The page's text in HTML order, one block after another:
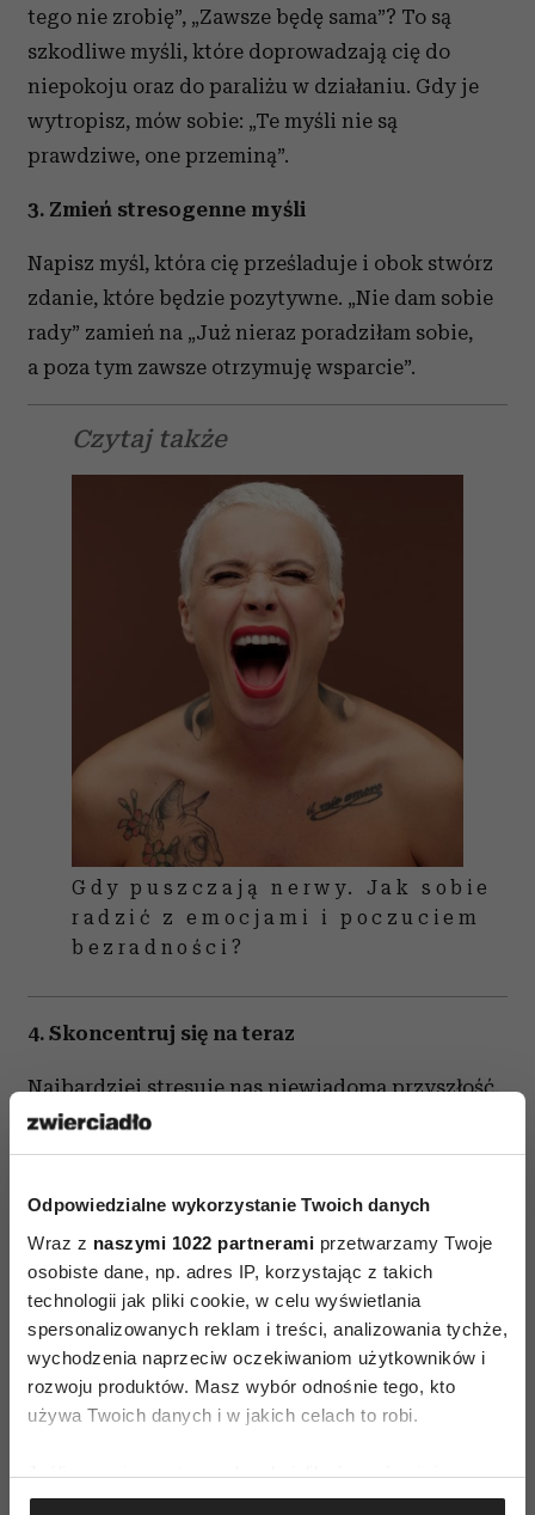
Odpowiedzialne wykorzystanie Twoich danych
Wraz z naszymi 1022 partnerami przetwarzamy Twoje
osobiste dane, np. adres IP, korzystając z takich
technologii jak pliki cookie, w celu wyświetlania
spersonalizowanych reklam i treści, analizowania tychże,
wychodzenia naprzeciw oczekiwaniom użytkowników i
rozwoju produktów. Masz wybór odnośnie tego, kto
używa Twoich danych i w jakich celach to robi.
Jeśli wyrazisz na to zgodę, chcielibyśmy również:
Gromadzić dane dotyczące Twojej lokalizacji
tego nie zrobię”, „Zawsze będę sama”? To są
szkodliwe myśli, które doprowadzają cię do
niepokoju oraz do paraliżu w działaniu. Gdy je
wytropisz, mów sobie: „Te myśli nie są
prawdziwe, one przeminą”.
3. Zmień stresogenne myśli
Napisz myśl, która cię prześladuje i obok stwórz
zdanie, które będzie pozytywne. „Nie dam sobie
rady” zamień na „Już nieraz poradziłam sobie,
a poza tym zawsze otrzymuję wsparcie”.
Czytaj także
Gdy puszczają nerwy. Jak sobie
radzić z emocjami i poczuciem
bezradności?
4. Skoncentruj się na teraz
Najbardziej stresuje nas niewiadoma przyszłość,
dlatego jeśli skoncentrujemy się na
teraźniejszości, przekonamy się, że jesteśmy
5. Zrób ćwiczenie oddechowe
Głębokie oddychanie uspokaja nasz mózg
i wycisza stresogenne myśli. Dobrze, żebyś
regularnie robiła ćwiczenie oddechowe,